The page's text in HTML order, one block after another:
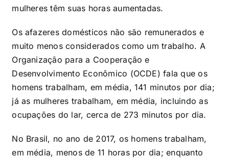
mulheres têm suas horas aumentadas.
Os afazeres domésticos não são remunerados e
muito menos considerados como um trabalho. A
Organização para a Cooperação e
Desenvolvimento Econômico (OCDE) fala que os
homens trabalham, em média, 141 minutos por dia;
já as mulheres trabalham, em média, incluindo as
ocupações do lar, cerca de 273 minutos por dia.
No Brasil, no ano de 2017, os homens trabalham,
em média, menos de 11 horas por dia; enquanto